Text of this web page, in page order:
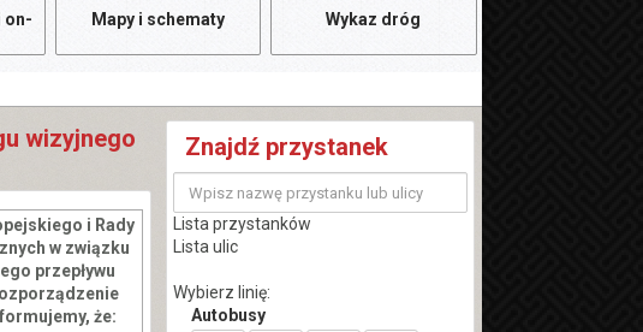
on-
Mapy i schematy Wykaz dróg
wizyjnego
i Rady
w związku
przepływu
że:
Znajdź przystanek
Lista przystanków
Lista ulic
Wybierz linię:
Autobusy